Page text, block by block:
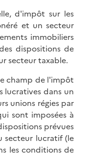
d'impôt sur les
et un secteur
immobiliers
dispositions de
secteur taxable.
champ de l'impôt
lucratives dans un
unions régies par
sont imposées à
prévues
secteur lucratif (le
les conditions de